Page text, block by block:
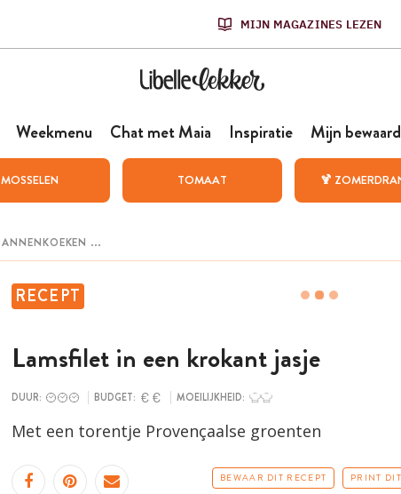
MIJN MAGAZINES LEZEN
Weekmenu Chat met Maia Inspiratie Mijn
MOSSELEN TOMAAT 🍹
RECEPT
Lamsfilet in een krokant jasje
DUUR: BUDGET: MOEILIJKHEID:
Met een torentje Provençaalse groenten
BEWAAR DIT RECEPT PRINT